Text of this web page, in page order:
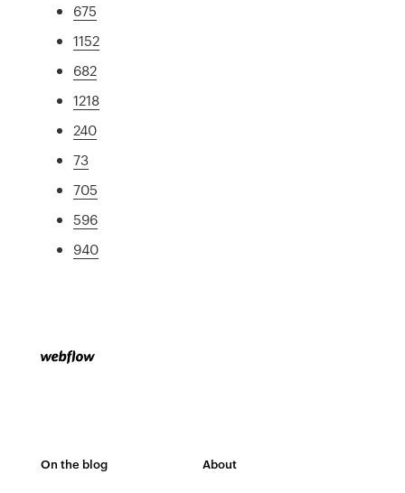
675
1152
682
1218
240
73
705
596
940
On the blog About